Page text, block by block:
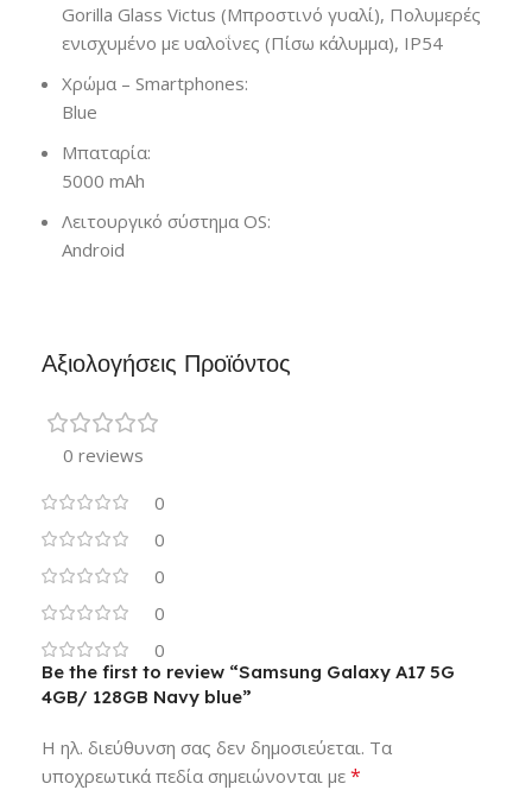
Gorilla Glass Victus (Μπροστινό γυαλί), Πολυμερές
ενισχυμένο με υαλοΐνες (Πίσω κάλυμμα), IP54
Χρώμα – Smartphones:
Blue
Μπαταρία:
5000 mAh
Λειτουργικό σύστημα OS:
Android
Αξιολογήσεις Προϊόντος
0 reviews
0
0
0
0
0
Be the first to review “Samsung Galaxy A17 5G
4GB/ 128GB Navy blue”
Η ηλ. διεύθυνση σας δεν δημοσιεύεται. Τα
υποχρεωτικά πεδία σημειώνονται με *